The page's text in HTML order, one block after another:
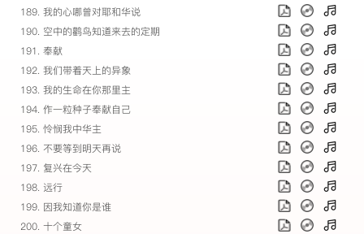
189. 我的心哪曾对耶和华说
190. 空中的鹳鸟知道来去的定期
191. 奉献
192. 我们带着天上的异象
193. 我的生命在你那里主
194. 作一粒种子奉献自己
195. 怜悯我中华主
196. 不要等到明天再说
197. 复兴在今天
198. 远行
199. 因我知道你是谁
200. 十个童女